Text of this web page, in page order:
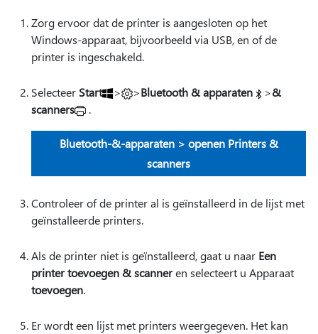
Zorg ervoor dat de printer is aangesloten op het
Windows-apparaat, bijvoorbeeld via USB, en of de
printer is ingeschakeld.
Selecteer Start > >Bluetooth & apparaten >&
scanners
.
Bluetooth-&-apparaten > openen Printers &
scanners
Controleer of de printer al is geïnstalleerd in de lijst met
geïnstalleerde printers.
Als de printer niet is geïnstalleerd, gaat u naar Een
printer toevoegen & scanneren selecteert u Apparaat
toevoegen.
Er wordt een lijst met printers weergegeven. Het kan